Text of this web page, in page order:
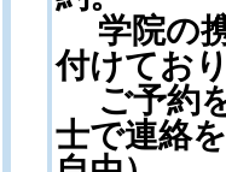
学院の
付けてお
ご予約
士で連絡